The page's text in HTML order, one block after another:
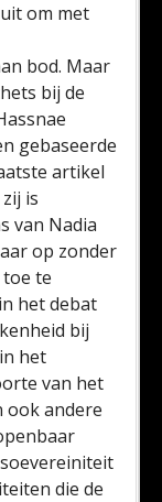
om met
bod. Maar
bij de
gebaseerde
artikel
is
van Nadia
op zonder
te
het debat
bij
het
van het
ook andere
die de